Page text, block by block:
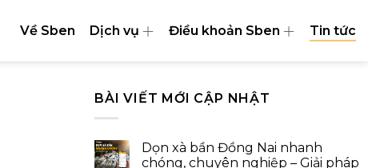
Về Sben Dịch vụ Điều khoản Sben Tin tức
BÀI VIẾT MỚI CẬP NHẬT
Dọn xà bần Đồng Nai nhanh
chóng, chuyên nghiệp – Giải pháp